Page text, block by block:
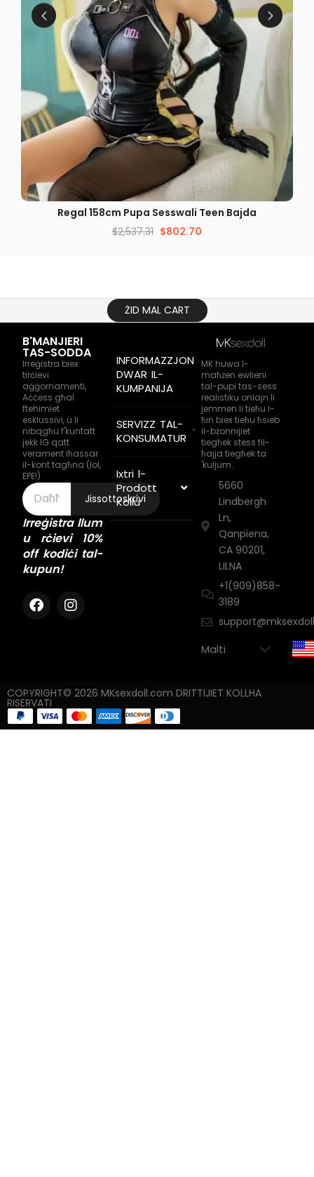
DEHRA MGĦAĠĠLA
Regal 158cm Pupa Sesswali Teen Bajda
$2,537.31 $802.70
ŻID MAL CART
B'MANJIERI
TAS-SODDA
Irreġistra biex
tirċievi
aġġornamenti,
Aċċess għal
ftehimiet
esklussivi, u li
nibqgħu f'kuntatt
jekk IG qatt
verament iħassar
il-kont tagħna (lol,
EPE!)
Jissottoskrivi
Irreġistra llum
u rċievi 10%
off kodiċi tal-
kupun!
INFORMAZZJONI
DWAR IL-
KUMPANIJA
SERVIZZ TAL-
KONSUMATUR
Ixtri l-
Prodott
Kollu
MK huwa l-
maħżen ewlieni
tal-pupi tas-sess
realistiku onlajn li
jemmen li tieħu l-
ħin biex tieħu ħsieb
il-bżonnijiet
tiegħek stess fil-
ħajja tiegħek ta
'kuljum.
5660
Lindbergh
Ln,
Qanpiena,
CA 90201,
LILNA
+1(909)858-
3189
COPYRIGHT© 2026 MKsexdoll.com DRITTIJIET KOLLHA
RISERVATI